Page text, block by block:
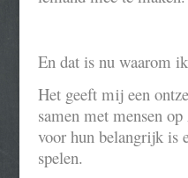
En dat is nu waarom
Het geeft mij een
samen met mensen
voor hun belangrijk is
spelen.